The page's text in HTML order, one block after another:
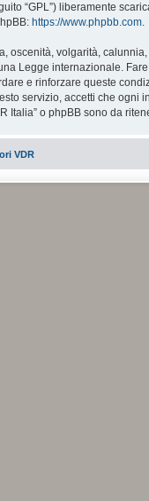
“GPL”) liberamente
https://www.phpbb.com.
oscenità, volgarità,
Legge internazionale.
e rinforzare queste
servizio, accetti che
Italia” o phpBB sono da
VDR